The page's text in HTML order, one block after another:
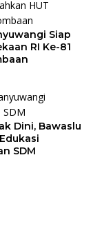
Siap
RI Ke-81
Dini, Bawaslu
SDM